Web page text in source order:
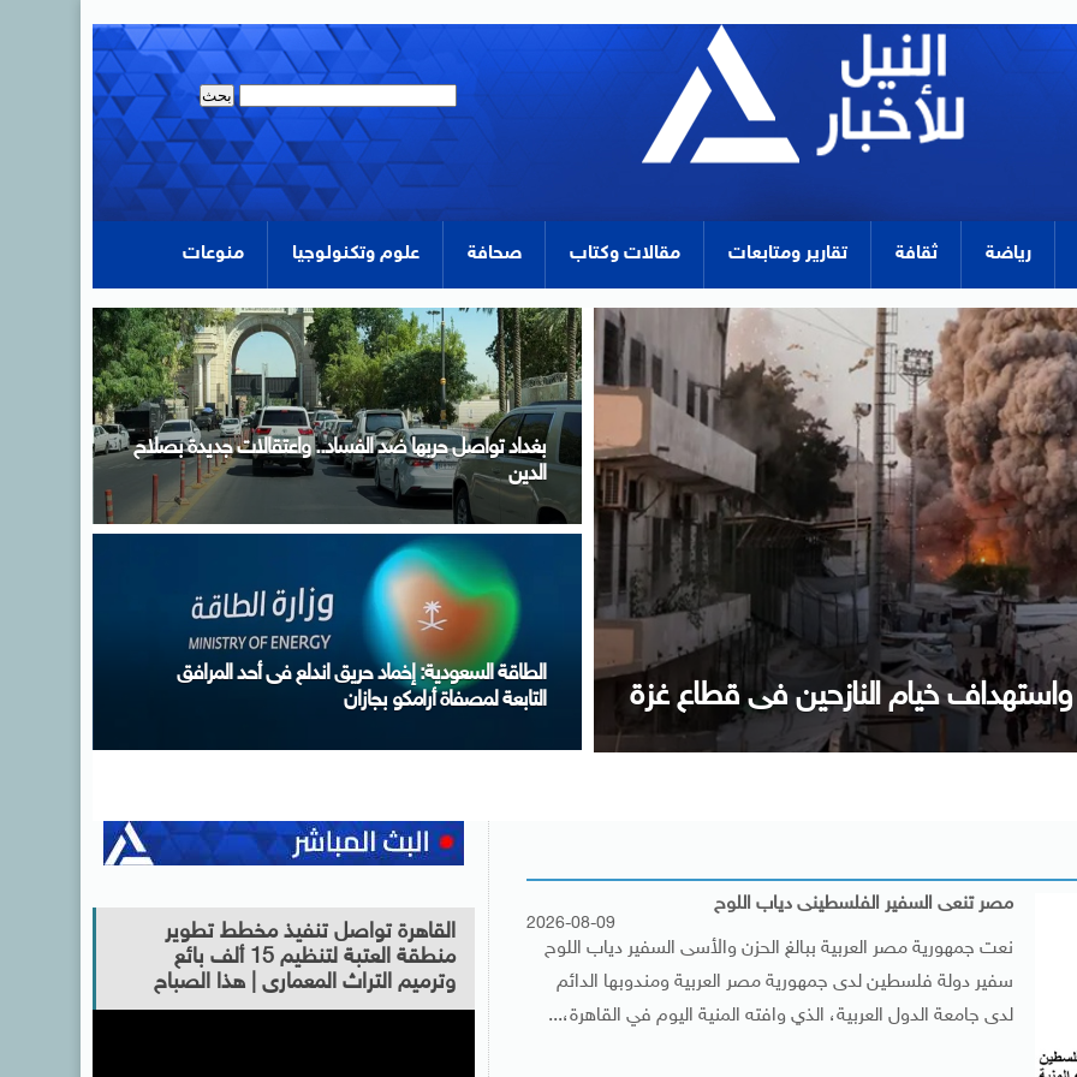
رياضة ثقافة تقارير ومتابعات مقالات وكتاب صحافة علوم وتكنولوجيا منوعات
كفاءة مستشفى رأس الحكمة المركزى
رئيس الوزراء يتفقد الوحدة المتنقلة للتدخلات القلبية
والعصبية والعضلية وعلاج السكتات الدماغية
قافلة “زاد العزة” الـ252 تدخل إلى الفلسطينيين فى قطاع
غزة
مصر تنعى السفير الفلسطينى دياب اللوح
2026-08-09
نعت جمهورية مصر العربية ببالغ الحزن والأسى السفير دياب اللوح
سفير دولة فلسطين لدى جمهورية مصر العربية ومندوبها الدائم
لدى جامعة الدول العربية، الذي وافته المنية اليوم في القاهرة،...
القاهرة تواصل تنفيذ مخطط تطوير
منطقة العتبة لتنظيم 15 ألف بائع
وترميم التراث المعمارى | هذا الصباح